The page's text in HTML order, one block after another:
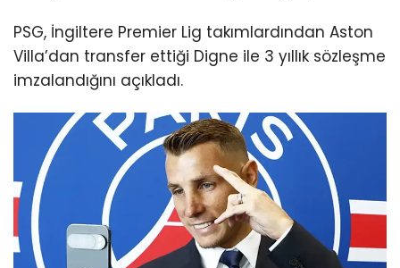
PSG, İngiltere Premier Lig takımlardından Aston
Villa’dan transfer ettiği Digne ile 3 yıllık sözleşme
imzalandığını açıkladı.